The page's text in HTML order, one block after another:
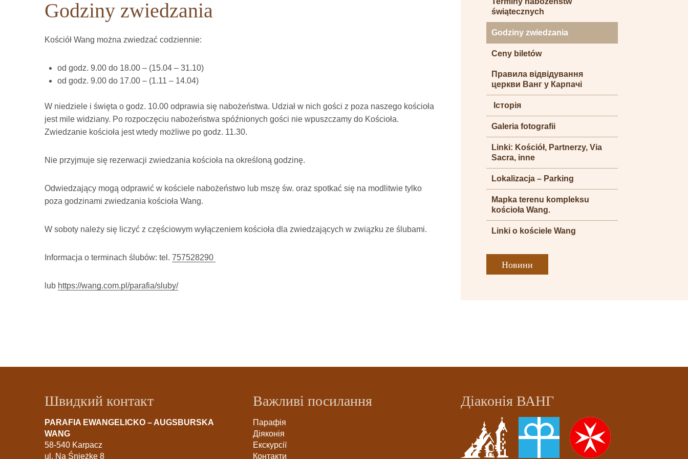
Godziny zwiedzania
Kościół Wang można zwiedzać codziennie:
od godz. 9.00 do 18.00 – (15.04 – 31.10)
od godz. 9.00 do 17.00 – (1.11 – 14.04)
W niedziele i święta o godz. 10.00 odprawia się nabożeństwa. Udział w nich gości z poza naszego kościoła
jest mile widziany. Po rozpoczęciu nabożeństwa spóźnionych gości nie wpuszczamy do Kościoła.
Zwiedzanie kościoła jest wtedy możliwe po godz. 11.30.
Nie przyjmuje się rezerwacji zwiedzania kościoła na określoną godzinę.
Odwiedzający mogą odprawić w kościele nabożeństwo lub mszę św. oraz spotkać się na modlitwie tylko
poza godzinami zwiedzania kościoła Wang.
W soboty należy się liczyć z częściowym wyłączeniem kościoła dla zwiedzających w związku ze ślubami.
Informacja o terminach ślubów: tel. 757528290
lub https://wang.com.pl/parafia/sluby/
świątecznych
Godziny zwiedzania
Ceny biletów
Правила відвідування
церкви Ванг у Карпачі
Історія
Galeria fotografii
Linki: Kościół, Partnerzy, Via
Sacra, inne
Lokalizacja – Parking
Mapka terenu kompleksu
kościoła Wang.
Linki o kościele Wang
Новини
Швидкий контакт
PARAFIA EWANGELICKO – AUGSBURSKA
WANG
58-540 Karpacz
ul. Na Śnieżkę 8
Важливі посилання
Парафія
Діяконія
Екскурсії
Контакти
Діаконія ВАНГ